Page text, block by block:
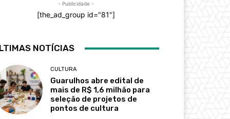
- Publicidade -
[the_ad_group id="81"]
NOTÍCIAS
CULTURA
Guarulhos abre edital de
mais de R$ 1,6 milhão para
seleção de projetos de
pontos de cultura